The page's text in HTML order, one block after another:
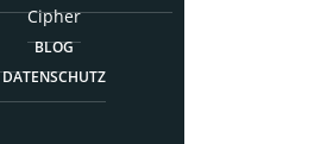
Cipher
BLOG
DATEN­SCHUTZ